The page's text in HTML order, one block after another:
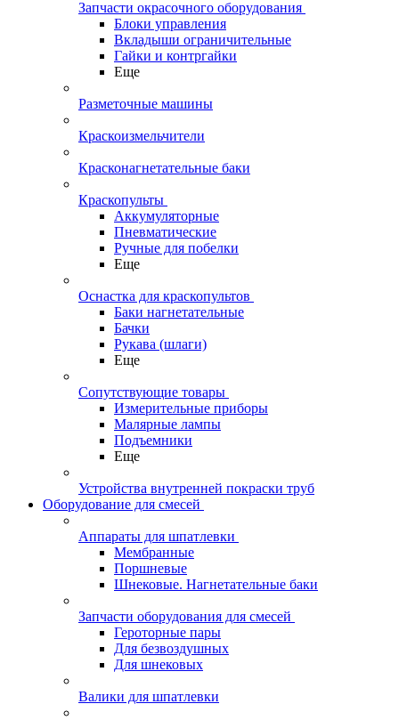
Запчасти окрасочного оборудования
Блоки управления
Вкладыши ограничительные
Гайки и контргайки
Еще
Разметочные машины
Краскоизмельчители
Красконагнетательные баки
Краскопульты
Аккумуляторные
Пневматические
Ручные для побелки
Еще
Оснастка для краскопультов
Баки нагнетательные
Бачки
Рукава (шлаги)
Еще
Сопутствующие товары
Измерительные приборы
Малярные лампы
Подъемники
Еще
Устройства внутренней покраски труб
Оборудование для смесей
Аппараты для шпатлевки
Мембранные
Поршневые
Шнековые. Нагнетательные баки
Запчасти оборудования для смесей
Героторные пары
Для безвоздушных
Для шнековых
Валики для шпатлевки